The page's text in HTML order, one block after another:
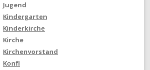
Jugend
Kindergarten
Kinderkirche
Kirche
Kirchenvorstand
Konfi